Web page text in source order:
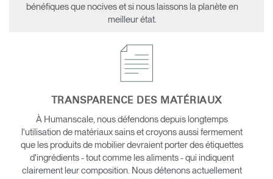
bénéfiques que nocives et si nous laissons la planète en
meilleur état.
TRANSPARENCE DES MATÉRIAUX
À Humanscale, nous défendons depuis longtemps
l'utilisation de matériaux sains et croyons aussi fermement
que les produits de mobilier devraient porter des étiquettes
d'ingrédients - tout comme les aliments - qui indiquent
clairement leur composition. Nous détenons actuellement